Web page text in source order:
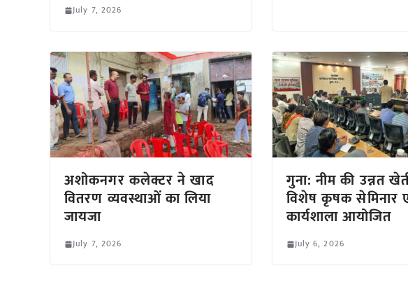
July 7, 2026
अशोकनगर कलेक्टर ने खाद
वितरण व्यवस्थाओं का लिया
जायजा
July 7, 2026
गुना: नीम की उन्नत
विशेष कृषक सेमिनार
कार्यशाला आयोजित
July 6, 2026